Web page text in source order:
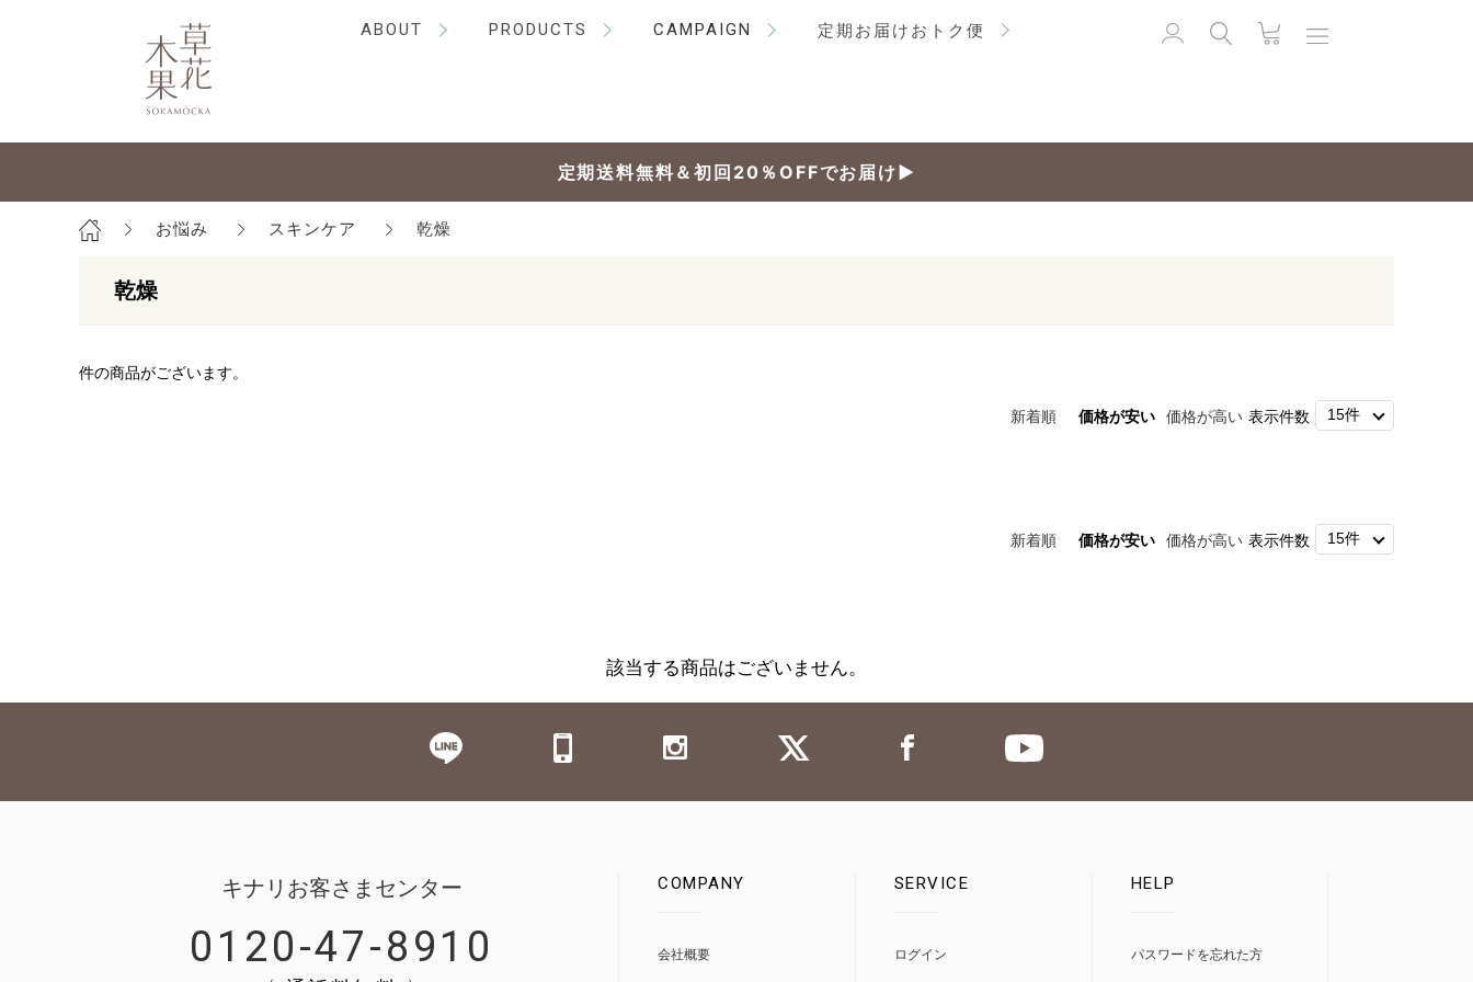
ABOUT PRODUCTS CAMPAIGN 定期お届けおトク便
定期送料無料＆初回20％OFFでお届け▶
お悩み スキンケア 乾燥
乾燥
件の商品がございます。
新着順 価格が安い 価格が高い 表示件数
新着順 価格が安い 価格が高い 表示件数
該当する商品はございません。
キナリお客さまセンター
0120-47-8910
COMPANY
会社概要
SERVICE
ログイン
HELP
パスワードを忘れた方